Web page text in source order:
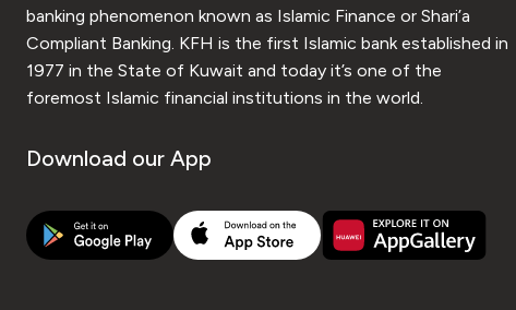
banking phenomenon known as Islamic Finance or Shari’a
Compliant Banking. KFH is the first Islamic bank established in
1977 in the State of Kuwait and today it’s one of the
foremost Islamic financial institutions in the world.
Download our App